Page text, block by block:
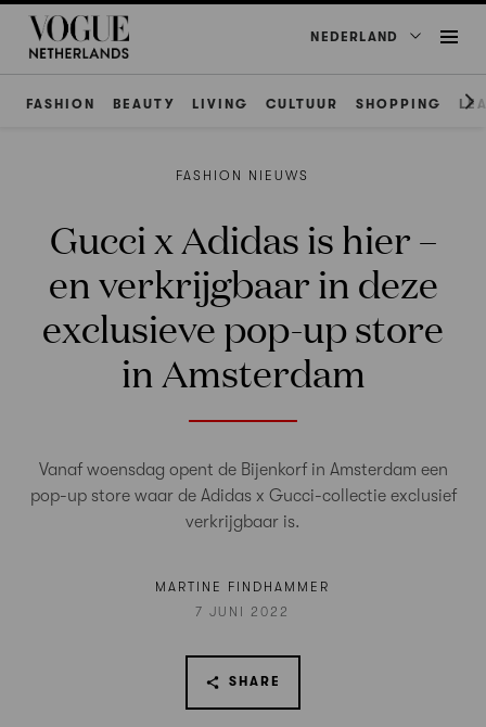
NEDERLAND
FASHION BEAUTY LIVING CULTUUR SHOPPING
FASHION NIEUWS
Gucci x Adidas is hier –
en verkrijgbaar in deze
exclusieve pop-up store
in Amsterdam
Vanaf woensdag opent de Bijenkorf in Amsterdam een
pop-up store waar de Adidas x Gucci-collectie exclusief
verkrijgbaar is.
MARTINE FINDHAMMER
7 JUNI 2022
SHARE